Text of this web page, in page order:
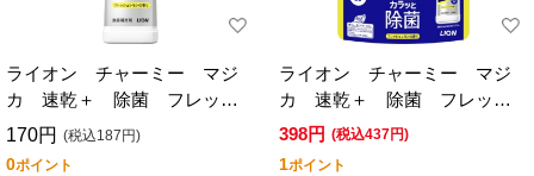
ライオン チャーミー マジ
カ 速乾＋ 除菌 フレッシ
ュレモンの香り 本体 ２２
170円 (税込187円)
0ポイント
ライオン チャーミー マジ
カ 速乾＋ 除菌 フレッシ
ュレモンの香り つめかえ
398円 (税込437円)
1ポイント